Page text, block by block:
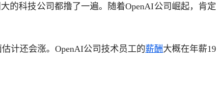
的科技公司都撸了一遍。随着OpenAI公司崛起，肯定
计还会涨。OpenAI公司技术员工的薪酬大概在年薪19